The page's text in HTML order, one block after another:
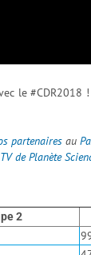
le
partenaires au
de Planète
2